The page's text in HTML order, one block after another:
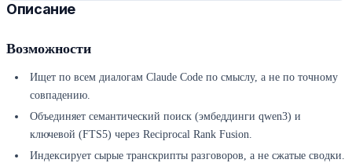
Описание
Возможности
Ищет по всем диалогам Claude Code по смыслу, а не по точному
совпадению.
Объединяет семантический поиск (эмбеддинги qwen3) и
ключевой (FTS5) через Reciprocal Rank Fusion.
Индексирует сырые транскрипты разговоров, а не сжатые сводки.